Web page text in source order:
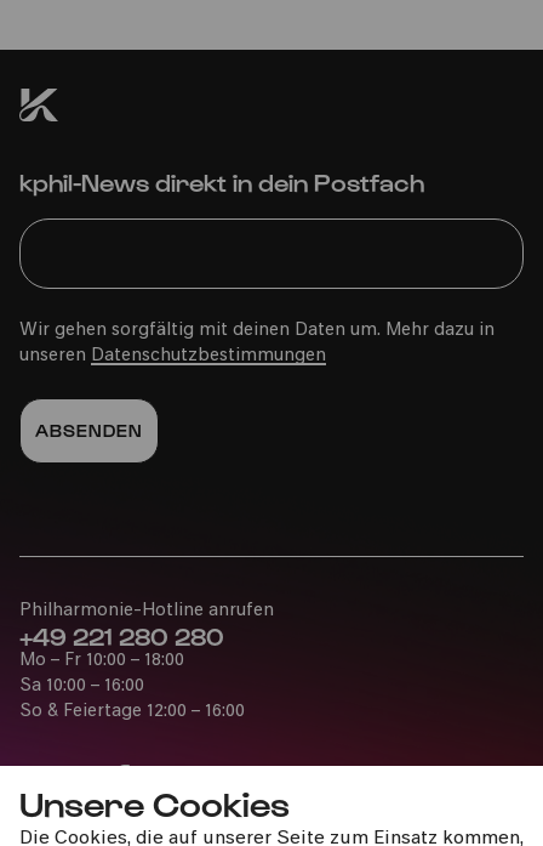
Unsere Cookies
Die Cookies, die auf unserer Seite zum Einsatz kommen,
kphil-News direkt in dein Postfach
Wir gehen sorgfältig mit deinen Daten um. Mehr dazu in
unseren Datenschutzbestimmungen
Philharmonie-Hotline anrufen
+49 221 280 280
Mo – Fr 10:00 – 18:00
Sa 10:00 – 16:00
So & Feiertage 12:00 – 16:00